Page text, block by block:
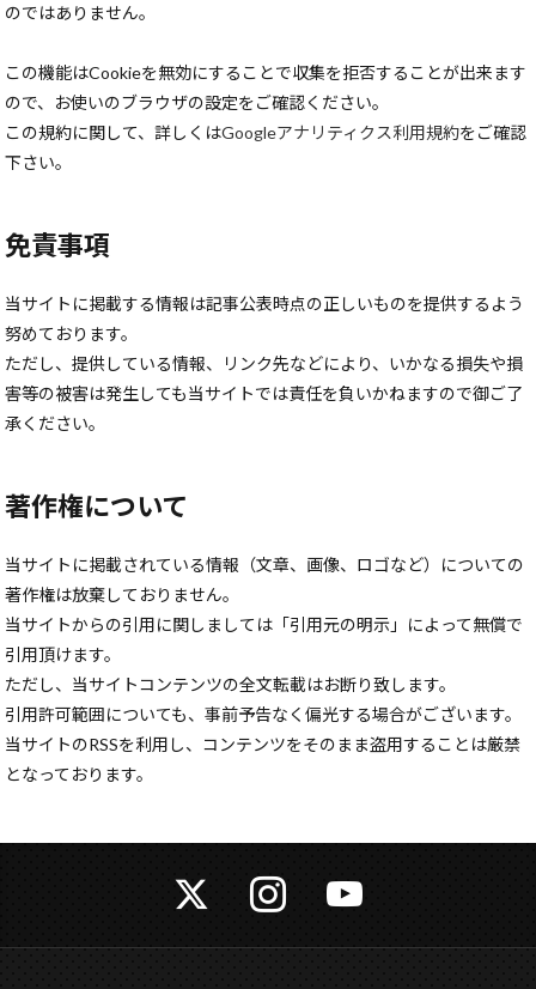
のではありません。
この機能はCookieを無効にすることで収集を拒否することが出来ます
ので、お使いのブラウザの設定をご確認ください。
この規約に関して、詳しくはGoogleアナリティクス利用規約をご確認
下さい。
免責事項
当サイトに掲載する情報は記事公表時点の正しいものを提供するよう
努めております。
ただし、提供している情報、リンク先などにより、いかなる損失や損
害等の被害は発生しても当サイトでは責任を負いかねますので御ご了
承ください。
著作権について
当サイトに掲載されている情報（文章、画像、ロゴなど）についての
著作権は放棄しておりません。
当サイトからの引用に関しましては「引用元の明示」によって無償で
引用頂けます。
ただし、当サイトコンテンツの全文転載はお断り致します。
引用許可範囲についても、事前予告なく偏光する場合がございます。
当サイトのRSSを利用し、コンテンツをそのまま盗用することは厳禁
となっております。